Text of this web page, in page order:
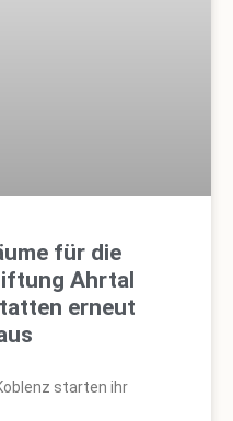
für die
Ahrtal
erneut
starten ihr